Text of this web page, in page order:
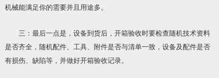
机械能满足你的需要并且用途多。
三：最后一点是，设备到货后，开箱验收时要检查随机技术资料
是否齐全，随机配件、工具、附件是否与清单一致，设备及配件是否
有损伤、缺陷等，并做好开箱验收记录。